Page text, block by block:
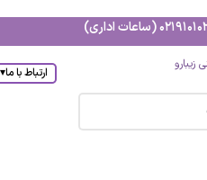
ارتباط با ما▾